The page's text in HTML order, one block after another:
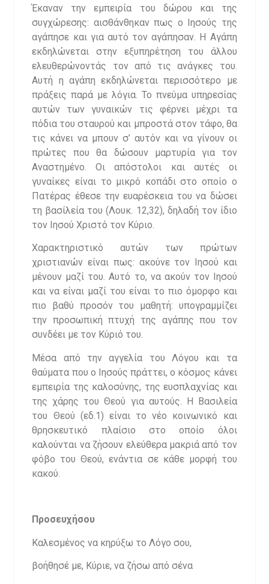
Έκαναν την εμπειρία του δώρου και της
συγχώρεσης: αισθάνθηκαν πως ο Ιησούς της
αγάπησε και για αυτό τον αγάπησαν. Η Αγάπη
εκδηλώνεται στην εξυπηρέτηση του άλλου
ελευθερώνοντάς τον από τις ανάγκες του.
Αυτή η αγάπη εκδηλώνεται περισσότερο με
πράξεις παρά με λόγια. Το πνεύμα υπηρεσίας
αυτών των γυναικών τις φέρνει μέχρι τα
πόδια του σταυρού και μπροστά στον τάφο, θα
τις κάνει να μπουν σ’ αυτόν και να γίνουν οι
πρώτες που θα δώσουν μαρτυρία για τον
Αναστημένο. Οι απόστολοι και αυτές οι
γυναίκες είναι το μικρό κοπάδι στο οποίο ο
Πατέρας έθεσε την ευαρέσκεια του να δώσει
τη βασίλεία του (Λουκ. 12,32), δηλαδή τον ίδιο
τον Ιησού Χριστό τον Κύριο.
Χαρακτηριστικό αυτών των πρώτων
χριστιανών είναι πως: ακούνε τον Ιησού και
μένουν μαζί του. Αυτό το, να ακούν τον Ιησού
και να είναι μαζί του είναι το πιο όμορφο και
πιο βαθύ προσόν του μαθητή: υπογραμμίζει
την προσωπική πτυχή της αγάπης που τον
συνδέει με τον Κύριό του.
Μέσα από την αγγελία του Λόγου και τα
θαύματα που ο Ιησούς πράττει, ο κόσμος κάνει
εμπειρία της καλοσύνης, της ευσπλαχνίας και
της χάρης του Θεού για αυτούς. Η Βασιλεία
του Θεού (εδ.1) είναι το νέο κοινωνικό και
θρησκευτικό πλαίσιο στο οποίο όλοι
καλούνται να ζήσουν ελεύθερα μακριά από τον
φόβο του Θεού, ενάντια σε κάθε μορφή του
κακού.
Προσευχήσου
Καλεσμένος να κηρύξω το Λόγο σου,
βοήθησέ με, Κύριε, να ζήσω από σένα